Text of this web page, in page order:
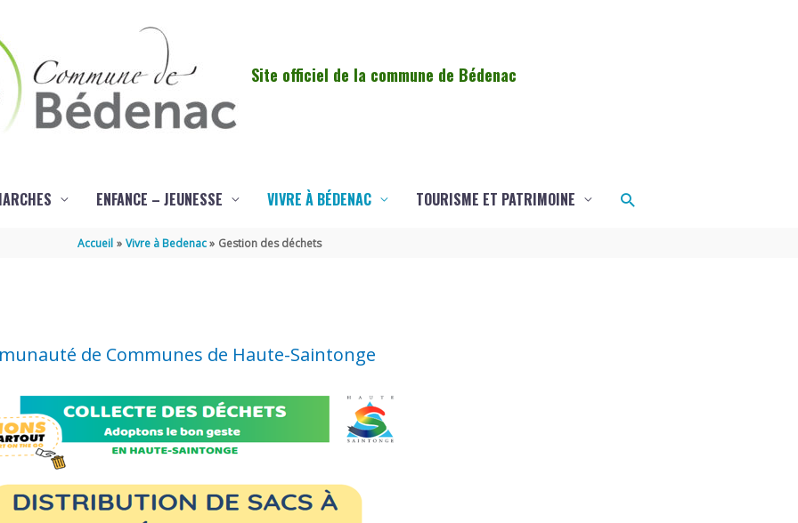
Site officiel de la commune de Bédenac
ENFANCE – JEUNESSE VIVRE À BÉDENAC TOURISME ET PATRIMOINE Rechercher
Accueil Vivre à Bedenac Gestion des déchets
de Communes de Haute-Saintonge